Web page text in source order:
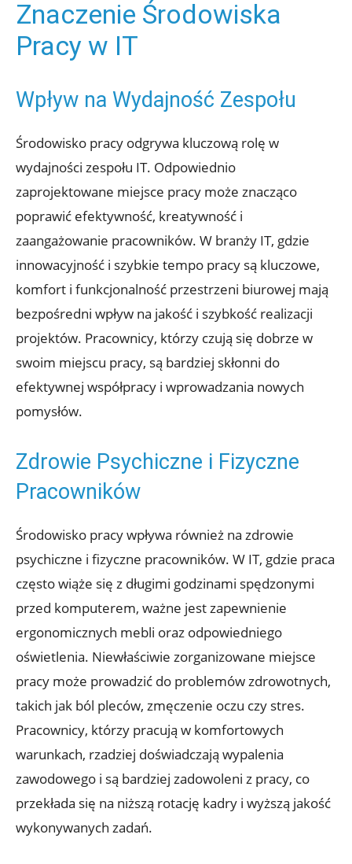
Znaczenie Środowiska
Pracy w IT
Wpływ na Wydajność Zespołu
Środowisko pracy odgrywa kluczową rolę w
wydajności zespołu IT. Odpowiednio
zaprojektowane miejsce pracy może znacząco
poprawić efektywność, kreatywność i
zaangażowanie pracowników. W branży IT, gdzie
innowacyjność i szybkie tempo pracy są kluczowe,
komfort i funkcjonalność przestrzeni biurowej mają
bezpośredni wpływ na jakość i szybkość realizacji
projektów. Pracownicy, którzy czują się dobrze w
swoim miejscu pracy, są bardziej skłonni do
efektywnej współpracy i wprowadzania nowych
pomysłów.
Zdrowie Psychiczne i Fizyczne
Pracowników
Środowisko pracy wpływa również na zdrowie
psychiczne i fizyczne pracowników. W IT, gdzie praca
często wiąże się z długimi godzinami spędzonymi
przed komputerem, ważne jest zapewnienie
ergonomicznych mebli oraz odpowiedniego
oświetlenia. Niewłaściwie zorganizowane miejsce
pracy może prowadzić do problemów zdrowotnych,
takich jak ból pleców, zmęczenie oczu czy stres.
Pracownicy, którzy pracują w komfortowych
warunkach, rzadziej doświadczają wypalenia
zawodowego i są bardziej zadowoleni z pracy, co
przekłada się na niższą rotację kadry i wyższą jakość
wykonywanych zadań.